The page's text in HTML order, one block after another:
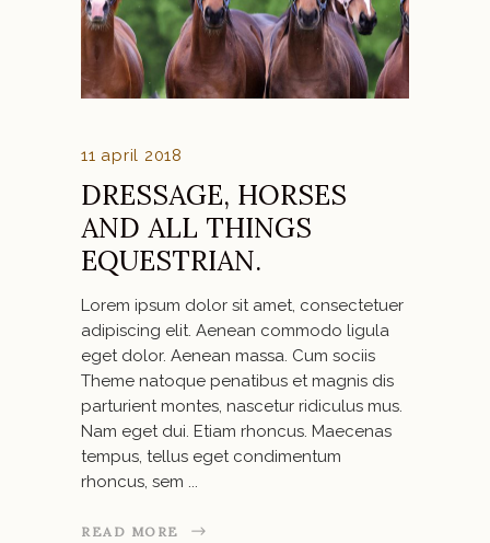
11 april 2018
DRESSAGE, HORSES
AND ALL THINGS
EQUESTRIAN.
Lorem ipsum dolor sit amet, consectetuer
adipiscing elit. Aenean commodo ligula
eget dolor. Aenean massa. Cum sociis
Theme natoque penatibus et magnis dis
parturient montes, nascetur ridiculus mus.
Nam eget dui. Etiam rhoncus. Maecenas
tempus, tellus eget condimentum
rhoncus, sem
READ MORE